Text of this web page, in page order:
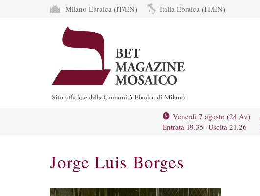
Milano Ebraica (IT/EN) Italia Ebraica (IT/EN)
Venerdì 7 agosto (24 Av)
Entrata 19.35- Uscita 21.26
Jorge Luis Borges